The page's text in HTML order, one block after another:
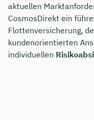
aktuellen
CosmosDirekt ein
Flottenversicherung,
kundenorientierten
individuellen